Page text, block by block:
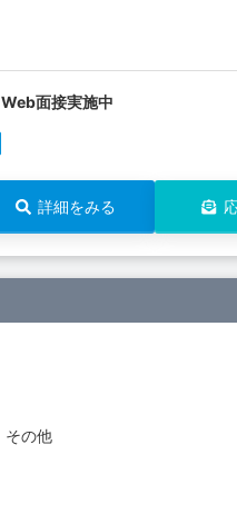
Web面接実施中
詳細をみる
その他